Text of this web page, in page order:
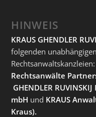
HINWEIS
KRAUS GHENDLER
folgenden
Rechtsanwaltskanzleien:
Rechtsanwälte
GHENDLER
mbH und KRAUS
Kraus).